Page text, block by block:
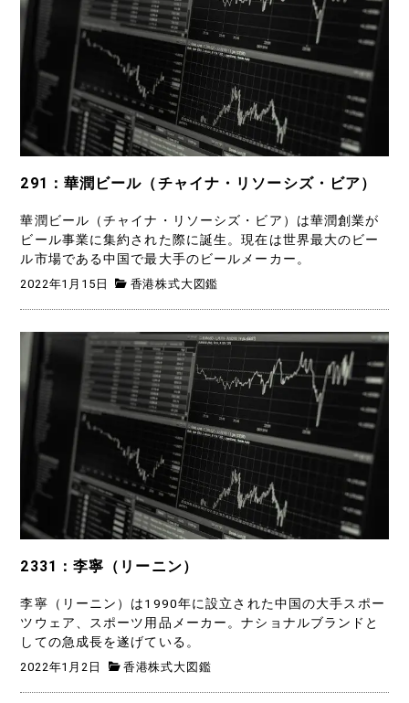
291：華潤ビール（チャイナ・リソーシズ・ビア）
華潤ビール（チャイナ・リソーシズ・ビア）は華潤創業が
ビール事業に集約された際に誕生。現在は世界最大のビー
ル市場である中国で最大手のビールメーカー。
2022年1月15日 香港株式大図鑑
2331：李寧（リーニン）
李寧（リーニン）は1990年に設立された中国の大手スポー
ツウェア、スポーツ用品メーカー。ナショナルブランドと
しての急成長を遂げている。
2022年1月2日 香港株式大図鑑